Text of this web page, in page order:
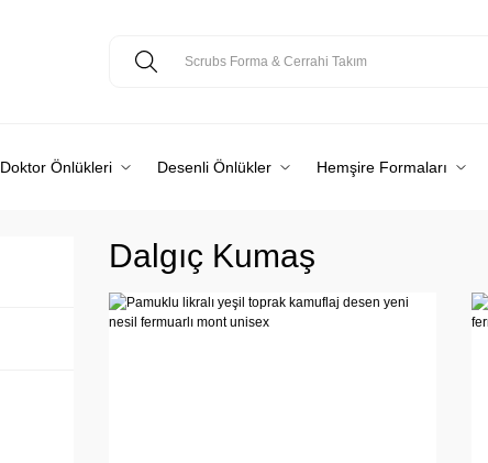
Doktor Önlükleri Desenli Önlükler Hemşire Formaları
Dalgıç Kumaş